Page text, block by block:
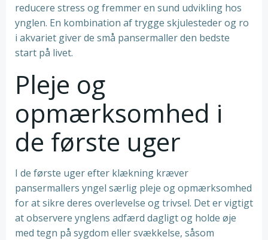
reducere stress og fremmer en sund udvikling hos
ynglen. En kombination af trygge skjulesteder og ro
i akvariet giver de små pansermaller den bedste
start på livet.
Pleje og
opmærksomhed i
de første uger
I de første uger efter klækning kræver
pansermallers yngel særlig pleje og opmærksomhed
for at sikre deres overlevelse og trivsel. Det er vigtigt
at observere ynglens adfærd dagligt og holde øje
med tegn på sygdom eller svækkelse, såsom